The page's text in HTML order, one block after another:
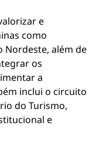
e
como
além de
os
a
inclui o circuito
do Turismo,
e